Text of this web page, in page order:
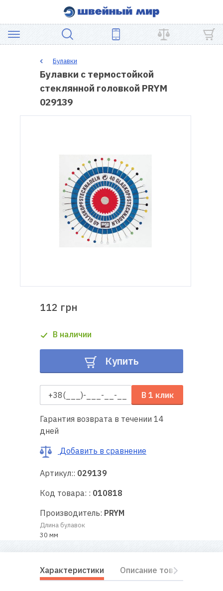
ШВЕЙНОЕ
ОБОРУДОВАНИЕ
ЗАПЧАСТИ
Гарантия
Ремонт
техники
советы
Контакты
нас
Булавки
Булавки с термостойкой
стеклянной головкой PRYM
029139
112 грн
В наличии
Купить
В 1 клик
Гарантия возврата в течении 14
дней
Добавить в сравнение
Артикул:: 029139
Код товара: : 010818
Производитель: PRYM
Длина булавок
30 мм
Характеристики Описание товара